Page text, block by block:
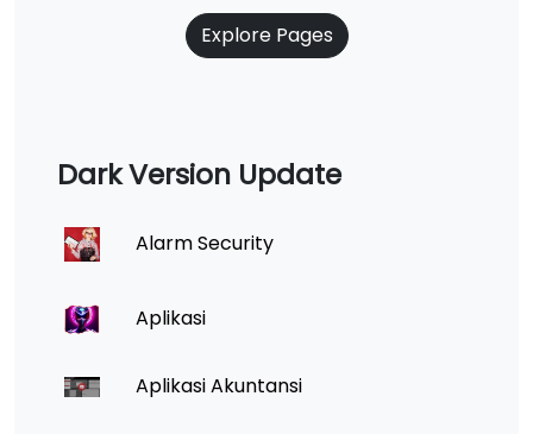
Explore Pages
Dark Version Update
Alarm Security
Aplikasi
Aplikasi Akuntansi